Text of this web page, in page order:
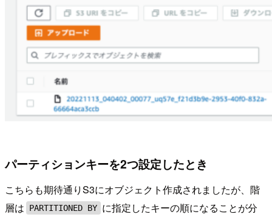
パーティションキーを2つ設定したとき
こちらも期待通りS3にオブジェクト作成されましたが、階
層は
PARTITIONED BY に指定したキーの順になることが分